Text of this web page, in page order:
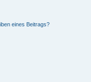
eines Beitrags?